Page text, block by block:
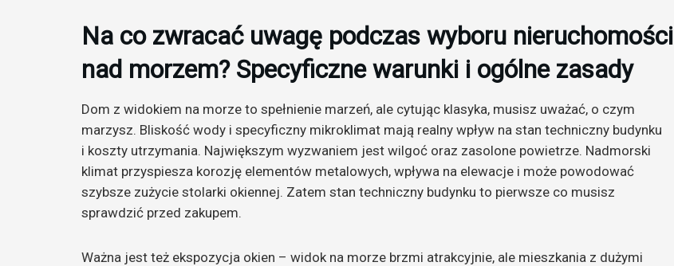
Na co zwracać uwagę podczas wyboru nieruchomości
nad morzem? Specyficzne warunki i ogólne zasady
Dom z widokiem na morze to spełnienie marzeń, ale cytując klasyka, musisz uważać, o czym
marzysz. Bliskość wody i specyficzny mikroklimat mają realny wpływ na stan techniczny budynku
i koszty utrzymania. Największym wyzwaniem jest wilgoć oraz zasolone powietrze. Nadmorski
klimat przyspiesza korozję elementów metalowych, wpływa na elewacje i może powodować
szybsze zużycie stolarki okiennej. Zatem stan techniczny budynku to pierwsze co musisz
sprawdzić przed zakupem.
Ważna jest też ekspozycja okien – widok na morze brzmi atrakcyjnie, ale mieszkania z dużymi